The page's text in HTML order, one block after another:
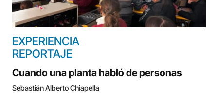
EXPERIENCIA
REPORTAJE
Cuando una planta habló de personas
Sebastián Alberto Chiapella